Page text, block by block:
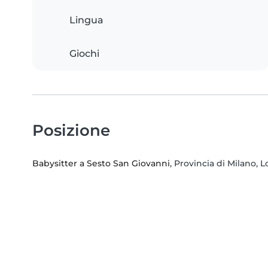
Lingua
Giochi
Posizione
Babysitter a Sesto San Giovanni, Provincia di Milano,